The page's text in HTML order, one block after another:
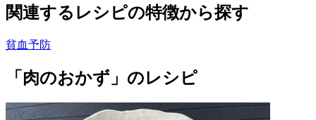
関連するレシピの特徴から探す
貧血予防
「肉のおかず」のレシピ